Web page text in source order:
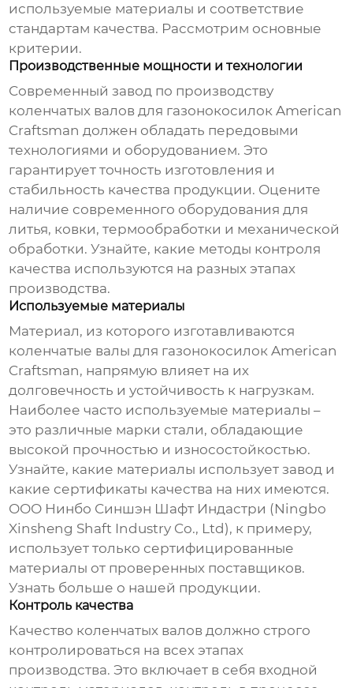
используемые материалы и соответствие
стандартам качества. Рассмотрим основные
критерии.
Производственные мощности и технологии
Современныйзавод по производству
коленчатых валов для газонокосилок American
Craftsman должен обладать передовыми
технологиями и оборудованием. Это
гарантирует точность изготовления и
стабильность качества продукции. Оцените
наличие современного оборудования для
литья, ковки, термообработки и механической
обработки. Узнайте, какие методы контроля
качества используются на разных этапах
производства.
Используемые материалы
Материал, из которого изготавливаются
коленчатые валы для газонокосилок American
Craftsman, напрямую влияет на их
долговечность и устойчивость к нагрузкам.
Наиболее часто используемые материалы –
это различные марки стали, обладающие
высокой прочностью и износостойкостью.
Узнайте, какие материалы использует завод и
какие сертификаты качества на них имеются.
ООО Нинбо Синшэн Шафт Индастри (Ningbo
Xinsheng Shaft Industry Co., Ltd), к примеру,
использует только сертифицированные
материалы от проверенных поставщиков.
Узнать больше о нашей продукции.
Контроль качества
Качество коленчатых валов должно строго
контролироваться на всех этапах
производства. Это включает в себя входной